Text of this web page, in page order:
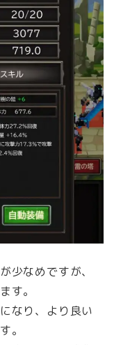
少なめですが、
す。
なり、より良い
。